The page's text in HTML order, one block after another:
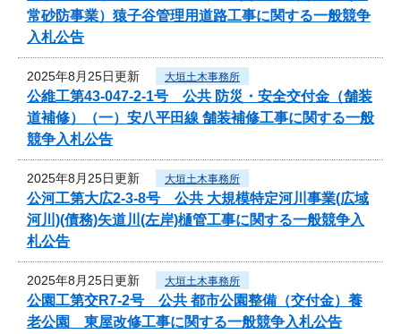
常砂防事業）猿子谷管理用道路工事に関する一般競争
入札公告
2025年8月25日更新 大垣土木事務所
公維工第43-047-2-1号 公共 防災・安全交付金（舗装
道補修）（一）安八平田線 舗装補修工事に関する一般
競争入札公告
2025年8月25日更新 大垣土木事務所
公河工第大広2-3-8号 公共 大規模特定河川事業(広域
河川)(債務)矢道川(左岸)樋管工事に関する一般競争入
札公告
2025年8月25日更新 大垣土木事務所
公園工第交R7-2号 公共 都市公園整備（交付金）養
老公園 東屋改修工事に関する一般競争入札公告